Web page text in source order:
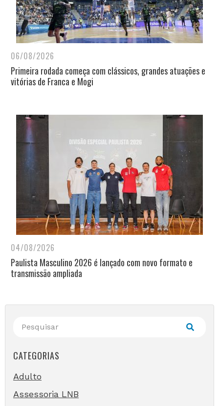
06/08/2026
Primeira rodada começa com clássicos, grandes atuações e
vitórias de Franca e Mogi
04/08/2026
Paulista Masculino 2026 é lançado com novo formato e
transmissão ampliada
CATEGORIAS
Adulto
Assessoria LNB